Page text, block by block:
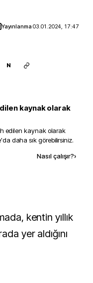
Yayınlanma03.01.2024, 17:47
N
kaynak olarak
edilen kaynak olarak
daha sık görebilirsiniz.
Nasıl çalışır?›
kentin yıllık
yer aldığını